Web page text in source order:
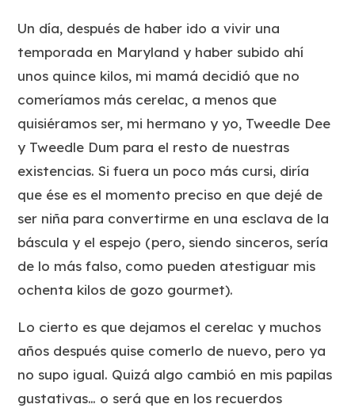
Un día, después de haber ido a vivir una
temporada en Maryland y haber subido ahí
unos quince kilos, mi mamá decidió que no
comeríamos más cerelac, a menos que
quisiéramos ser, mi hermano y yo, Tweedle Dee
y Tweedle Dum para el resto de nuestras
existencias. Si fuera un poco más cursi, diría
que ése es el momento preciso en que dejé de
ser niña para convertirme en una esclava de la
báscula y el espejo (pero, siendo sinceros, sería
de lo más falso, como pueden atestiguar mis
ochenta kilos de gozo gourmet).
Lo cierto es que dejamos el cerelac y muchos
años después quise comerlo de nuevo, pero ya
no supo igual. Quizá algo cambió en mis papilas
gustativas… o será que en los recuerdos